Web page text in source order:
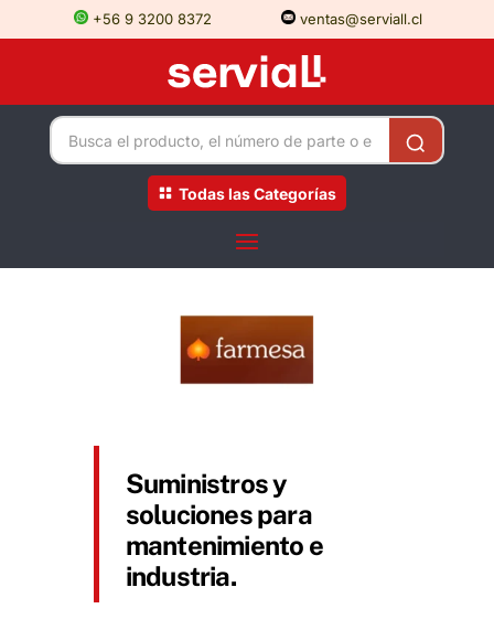
+56 9 3200 8372 ventas@serviall.cl
Todas las Categorías
Suministros y
soluciones para
mantenimiento e
industria.